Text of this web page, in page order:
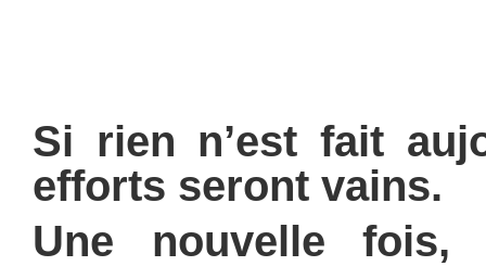
Si rien n’est fait
efforts seront vains.
Une nouvelle fois,